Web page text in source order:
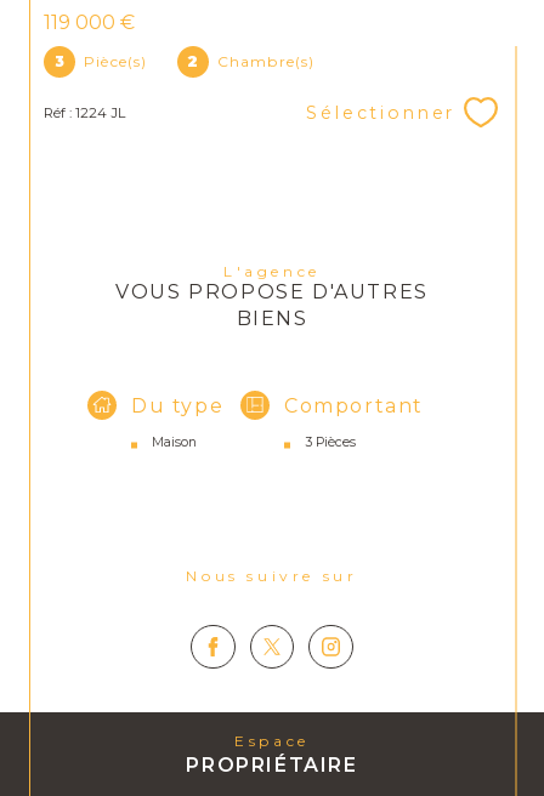
119 000 €
3 Pièce(s) 2 Chambre(s)
Réf : 1224 JL Sélectionner
L'agence
VOUS PROPOSE D'AUTRES
BIENS
Du type
Maison
Comportant
3 Pièces
Nous suivre sur
Espace
PROPRIÉTAIRE